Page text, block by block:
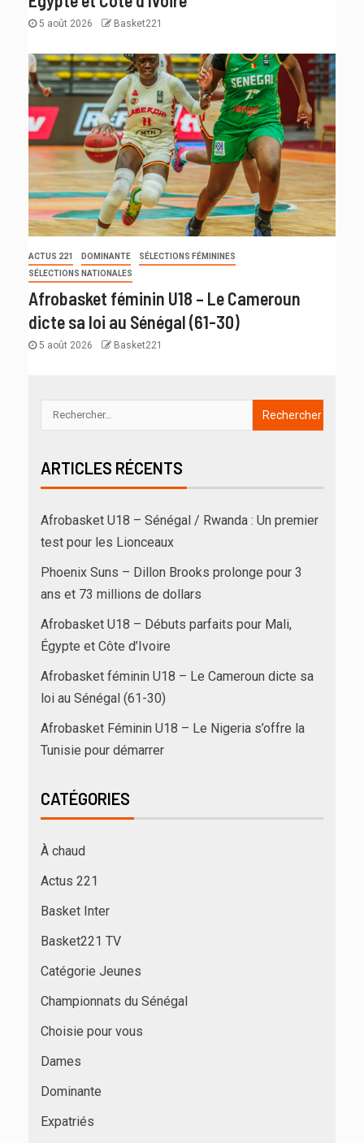
5 août 2026 Basket221
ACTUS 221 DOMINANTE
SÉLECTIONS FÉMININES
SÉLECTIONS NATIONALES
Afrobasket féminin U18 – Le Cameroun
dicte sa loi au Sénégal (61-30)
5 août 2026 Basket221
ARTICLES RÉCENTS
Afrobasket U18 – Sénégal / Rwanda : Un premier
test pour les Lionceaux
Phoenix Suns – Dillon Brooks prolonge pour 3
ans et 73 millions de dollars
Afrobasket U18 – Débuts parfaits pour Mali,
Égypte et Côte d’Ivoire
Afrobasket féminin U18 – Le Cameroun dicte sa
loi au Sénégal (61-30)
Afrobasket Féminin U18 – Le Nigeria s’offre la
Tunisie pour démarrer
CATÉGORIES
À chaud
Actus 221
Basket Inter
Basket221 TV
Catégorie Jeunes
Championnats du Sénégal
Choisie pour vous
Dames
Dominante
Expatriés